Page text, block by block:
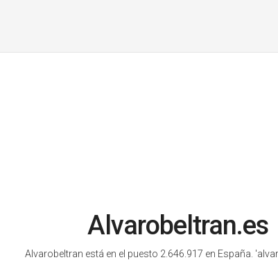
Alvarobeltran.es
Alvarobeltran está en el puesto 2.646.917 en España.